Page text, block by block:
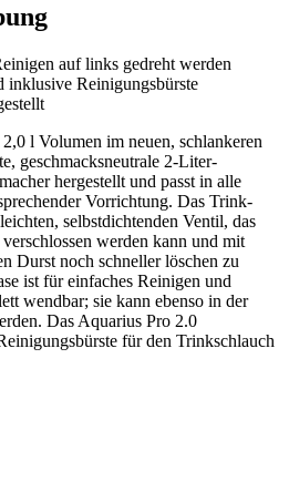
auf links gedreht werden
inklusive Reinigungsbürste
l Volumen im neuen, schlankeren
geschmacksneutrale 2-Liter-
hergestellt und passt in alle
Vorrichtung. Das Trink-
selbstdichtenden Ventil, das
werden kann und mit
Durst noch schneller löschen zu
ist für einfaches Reinigen und
wendbar; sie kann ebenso in der
Das Aquarius Pro 2.0
für den Trinkschlauch